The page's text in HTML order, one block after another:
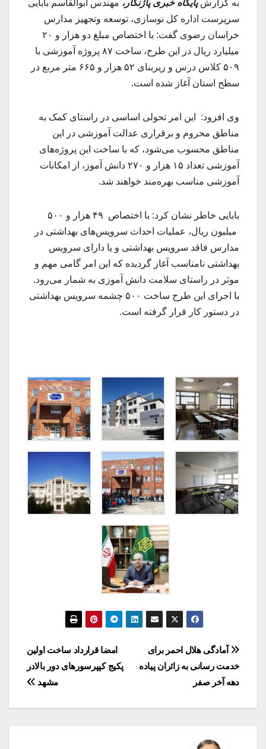
به گزارشپایگاه خبری پاژنگار، مهندس ابوالقاسم بابایی
سرپرست اداره کل نوسازی، توسعه وتجهیز مدارس
خراسان رضوی گفت: با اختصاص مبلغ دو هزار و ۲۰
میلیارد ریال در این طرح، ساخت ۸۷ پروژه آموزشی با
۵۰۹ کلاس درس و زیربنای ۵۲ هزار و ۶۶۵ متر مربع در
سطح استان آغاز شده است.
وی افزود: این امر تحولی اساسی در راستای کمک به
مناطق محروم و برقراری عدالت آموزشی در این
مناطق محسوب می‌شود، که با ساخت این پروژه‌های
آموزشی تعداد ۱۵ هزار و ۲۷۰ دانش آموز، از امکانات
آموزشی مناسب بهره‌مند خواهند شد.
بابایی خاطر نشان کرد: با اختصاص ۴۹ هزار و ۵۰۰
میلیون ریال، عملیات احداث سرویس‌های بهداشتی در
مدارس فاقد سرویس بهداشتی و یا دارای سرویس
بهداشتی نامناسب آغاز گردیده که این امر گامی مهم و
موثر در راستای سلامت دانش آموزی به شمار می‌رود.
با اجرای این طرح ساخت ۵۰۰ چشمه سرویس بهداشتی
در دستور کار قرار گرفته است.
راهبری
نوشته
امضا قرارداد ساخت اولین
پکیج کپپرسورهای دور بالادر
مشهد
آمادگی هلال احمر برای
خدمت رسانی به زائران پیاده
دهه آخر صفر